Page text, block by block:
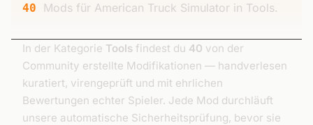
40 Mods für American Truck Simulator in Tools.
In der Kategorie Tools findest du 40 von der
Community erstellte Modifikationen — handverlesen
kuratiert, virengeprüft und mit ehrlichen
Bewertungen echter Spieler. Jede Mod durchläuft
unsere automatische Sicherheitsprüfung, bevor sie